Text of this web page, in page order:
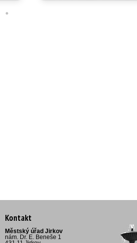
Kontakt
Městský úřad Jirkov
nám. Dr. E. Beneše 1